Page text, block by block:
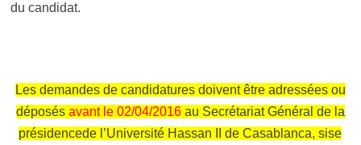
du candidat.
Les demandes de candidatures doivent être adressées ou
déposés avant le 02/04/2016au Secrétariat Général de la
présidencede l’Université Hassan II de Casablanca, sise